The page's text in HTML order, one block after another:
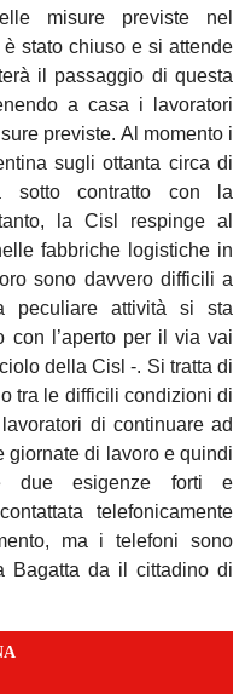
misure previste nel
stato chiuso e si attende
il passaggio di questa
a casa i lavoratori
previste. Al momento i
sugli ottanta circa di
sotto contratto con la
la Cisl respinge al
fabbriche logistiche in
sono davvero difficili a
peculiare attività si sta
con l’aperto per il via vai
della Cisl -. Si tratta di
tra le difficili condizioni di
di continuare ad
giornate di lavoro e quindi
due esigenze forti e
telefonicamente
ma i telefoni sono
Bagatta da il cittadino di